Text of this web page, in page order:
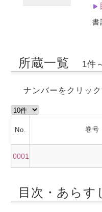
書
所蔵一覧 1件
ナンバーをクリッ
No. 巻号
0001
目次・あらす